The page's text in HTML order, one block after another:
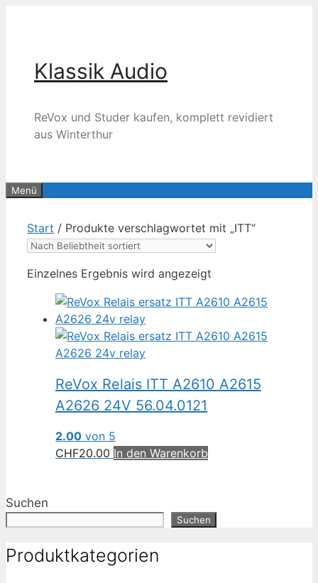
Klassik Audio
ReVox und Studer kaufen, komplett revidiert
aus Winterthur
Menü
Start / Produkte verschlagwortet mit „ITT“
Einzelnes Ergebnis wird angezeigt
ReVox Relais ITT A2610 A2615
A2626 24V 56.04.0121
2.00 von 5
CHF20.00 In den Warenkorb
Suchen
Suchen
Produktkategorien